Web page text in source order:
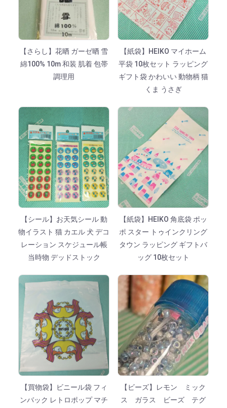
【さらし】花晒 ガーゼ晒 雪
綿100% 10m 和装 肌着 包帯
調理用
【紙袋】HEIKO マイホーム
平袋 10枚セット ラッピング
ギフト袋 かわいい 動物柄 猫
くま うさぎ
【シール】お天気シール 動
物イラスト 猫 カエル 犬 デコ
レーション スケジュール帳
当時物 デッドストック
【紙袋】HEIKO 角底袋 ポッ
ポ スター トゥインクリング
タウン ラッピング ギフトバ
ッグ 10枚セット
【買物袋】ビニール袋 フィ
ンバック レトロポップ マチ
【ビーズ】レモン ミック
ス ガラス ビーズ テグ